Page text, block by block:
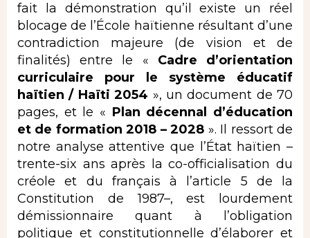
fait la démonstration qu’il existe un réel
blocage de l’École haïtienne résultant d’une
contradiction majeure (de vision et de
finalités) entre le « Cadre d’orientation
curriculaire pour le système éducatif
haïtien / Haïti 2054 », un document de 70
pages, et le « Plan décennal d’éducation
et de formation 2018 – 2028 ». Il ressort de
notre analyse attentive que l’État haïtien –
trente-six ans après la co-officialisation du
créole et du français à l’article 5 de la
Constitution de 1987–, est lourdement
démissionnaire quant à l’obligation
politique et constitutionnelle d’élaborer et